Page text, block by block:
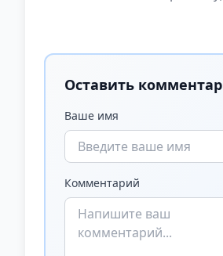
Оставить
Ваше имя
Комментарий